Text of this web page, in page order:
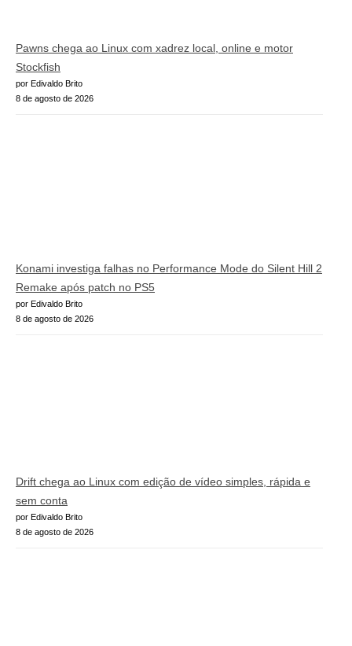
Pawns chega ao Linux com xadrez local, online e motor
Stockfish
por Edivaldo Brito
8 de agosto de 2026
Konami investiga falhas no Performance Mode do Silent Hill 2
Remake após patch no PS5
por Edivaldo Brito
8 de agosto de 2026
Drift chega ao Linux com edição de vídeo simples, rápida e
sem conta
por Edivaldo Brito
8 de agosto de 2026